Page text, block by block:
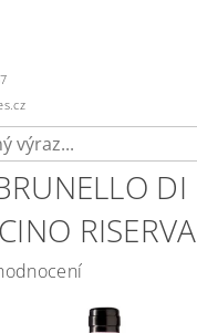
DI
RISERVA